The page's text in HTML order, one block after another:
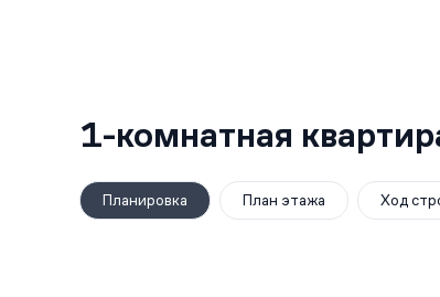
1-комнатная
Планировка План этажа Ход